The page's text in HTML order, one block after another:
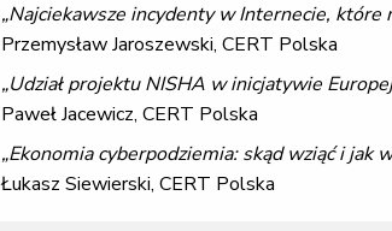
„Najciekawsze incydenty w Internecie, które
Przemysław Jaroszewski, CERT Polska
„Udział projektu NISHA w inicjatywie
Paweł Jacewicz, CERT Polska
„Ekonomia cyberpodziemia: skąd wziąć i jak
Łukasz Siewierski, CERT Polska